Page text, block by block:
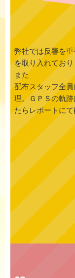
弊社では反響を
を取り入れており
また
配布スタッフ全
理。ＧＰＳの軌
たらレポートに